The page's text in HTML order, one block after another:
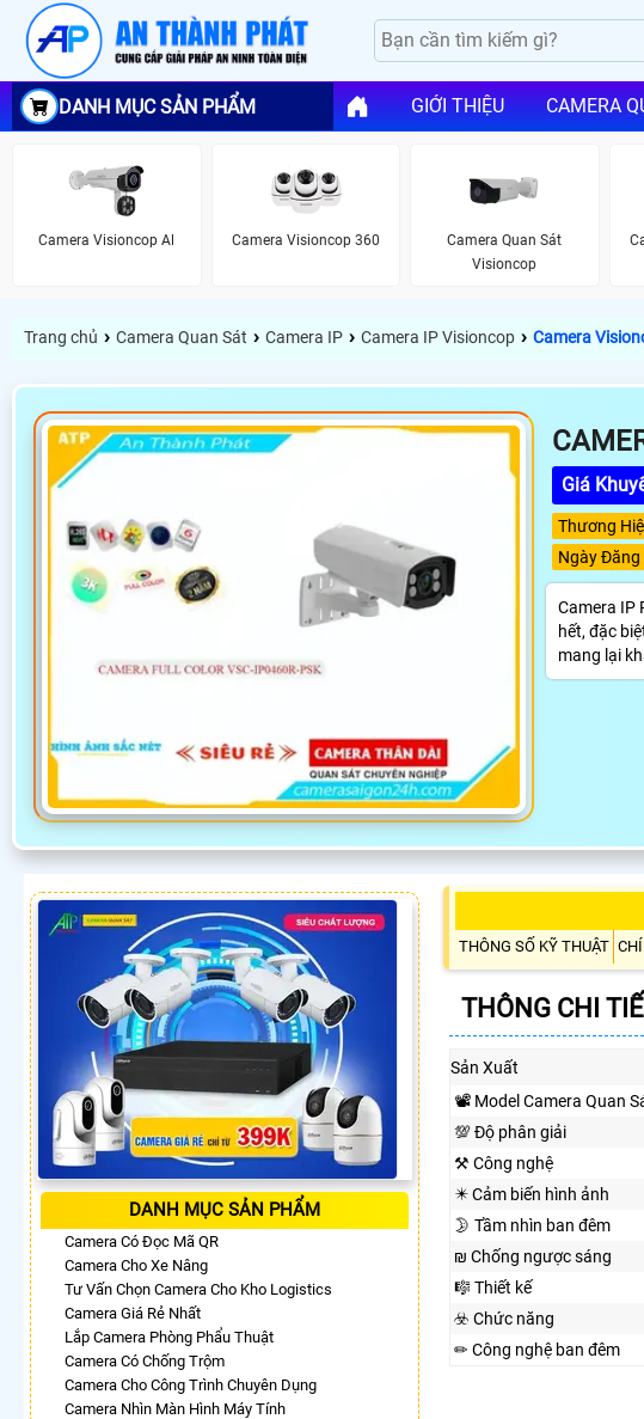
DANH MỤC SẢN PHẨM GIỚI THIỆU CAMERA
Camera Visioncop Al Camera Visioncop 360
Camera Quan Sát
Visioncop
Trang chủ › Camera Quan Sát › Camera IP › Camera IP Visioncop › Camera
Giá
Thương
Ngày Đăng
Camera IP
hết, đặc
mang lại
DANH MỤC SẢN PHẨM
Camera Có Đọc Mã QR
Camera Cho Xe Nâng
Tư Vấn Chọn Camera Cho Kho Logistics
Camera Giá Rẻ Nhất
Lắp Camera Phòng Phẩu Thuật
Camera Có Chống Trộm
Camera Cho Công Trình Chuyên Dụng
Camera Nhìn Màn Hình Máy Tính
THÔNG SỐ KỸ THUẬT
THÔNG CHI
Sản Xuất
📽 Model Camera Quan
💯 Độ phân giải
⚒ Công nghệ
✴️ Cảm biến hình ảnh
🌛 Tầm nhìn ban đêm
₪ Chống ngược sáng
🎼️ Thiết kế
☣️ Chức năng
✏ Công nghệ ban đêm